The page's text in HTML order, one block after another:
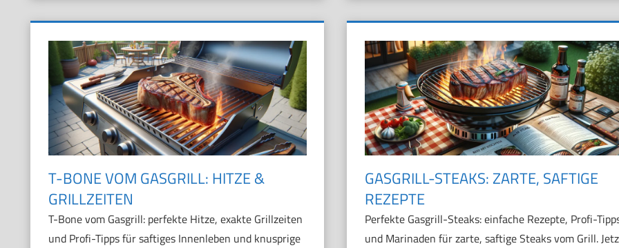
T-BONE VOM GASGRILL: HITZE &
GRILLZEITEN
T-Bone vom Gasgrill: perfekte Hitze, exakte Grillzeiten
und Profi-Tipps für saftiges Innenleben und knusprige
GASGRILL-STEAKS: ZARTE, SAFTIGE
REZEPTE
Perfekte Gasgrill-Steaks: einfache Rezepte, Profi-
und Marinaden für zarte, saftige Steaks vom Grill.